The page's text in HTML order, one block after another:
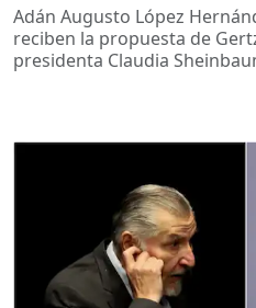
Adán Augusto López
reciben la propuesta de
presidenta Claudia